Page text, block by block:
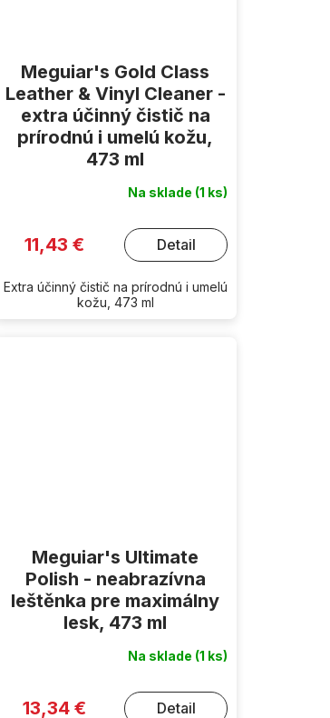
Meguiar's Gold Class
Leather & Vinyl Cleaner -
extra účinný čistič na
prírodnú i umelú kožu,
473 ml
Na sklade (1 ks)
11,43 € Detail
Extra účinný čistič na prírodnú i umelú
kožu, 473 ml
Meguiar's Ultimate
Polish - neabrazívna
leštěnka pre maximálny
lesk, 473 ml
Na sklade (1 ks)
13,34 € Detail